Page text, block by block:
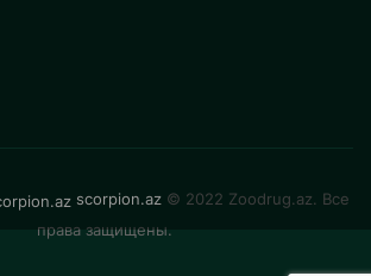
scorpion.az © 2022 Zoodrug.az. Все
права защищены.